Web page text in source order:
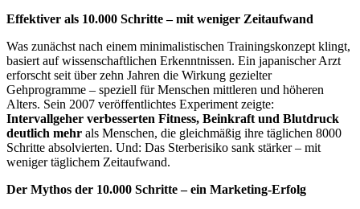
Effektiver als 10.000 Schritte – mit weniger Zeitaufwand
Was zunächst nach einem minimalistischen Trainingskonzept klingt,
basiert auf wissenschaftlichen Erkenntnissen. Ein japanischer Arzt
erforscht seit über zehn Jahren die Wirkung gezielter
Gehprogramme – speziell für Menschen mittleren und höheren
Alters. Sein 2007 veröffentlichtes Experiment zeigte:
Intervallgeher verbesserten Fitness, Beinkraft und Blutdruck
deutlich mehr als Menschen, die gleichmäßig ihre täglichen 8000
Schritte absolvierten. Und: Das Sterberisiko sank stärker – mit
weniger täglichem Zeitaufwand.
Der Mythos der 10.000 Schritte – ein Marketing-Erfolg